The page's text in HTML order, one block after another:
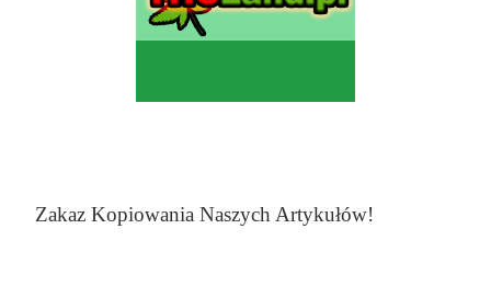
Zakaz Kopiowania Naszych Artykułów!